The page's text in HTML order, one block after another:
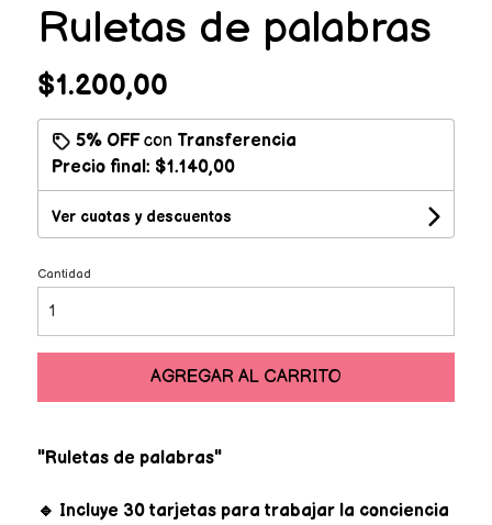
Ruletas de palabras
$1.200,00
5% OFFcon Transferencia
Precio final: $1.140,00
Ver cuotas y descuentos
Cantidad
AGREGAR AL CARRITO
"Ruletas de palabras"
🔹 Incluye 30 tarjetas para trabajar la conciencia